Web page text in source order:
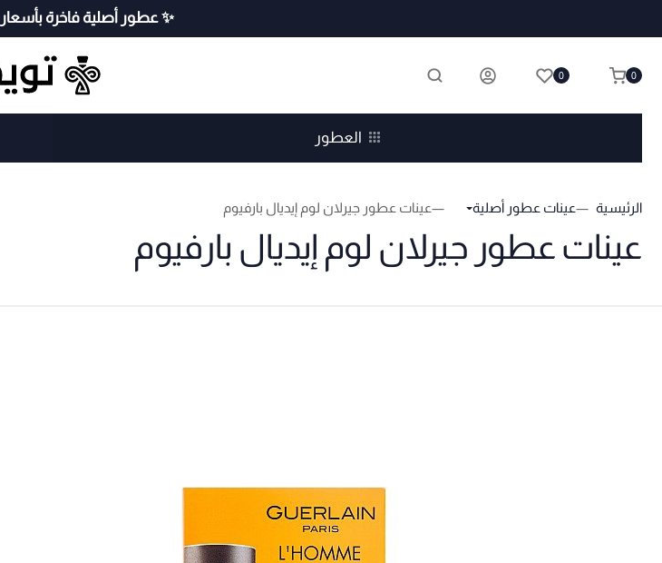
✨ عطور أصلية فاخرة بأسعار منافسة ✨
0 0
العطور
الرئيسية عينات عطور أصلية عينات عطور جيرلان لوم إيديال بارفيوم
عينات عطور جيرلان لوم إيديال بارفيوم